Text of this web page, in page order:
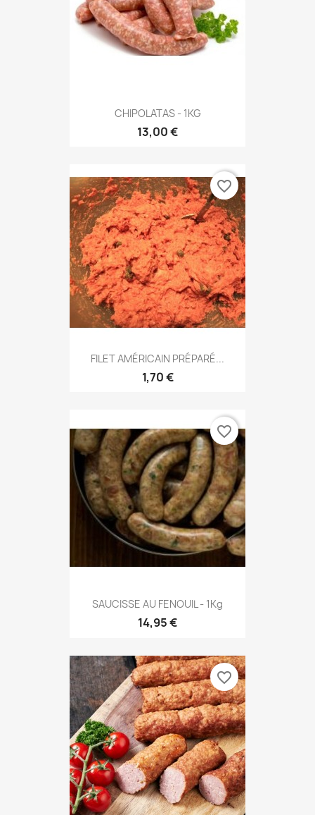
CHIPOLATAS - 1KG
13,00 €
FILET AMÉRICAIN PRÉPARÉ...
1,70 €
favorite_border
SAUCISSE AU FENOUIL - 1Kg
14,95 €
favorite_border
favorite_border